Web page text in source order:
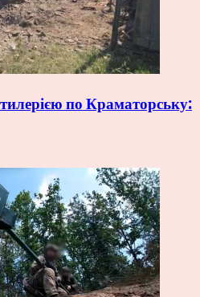
по Краматорську: